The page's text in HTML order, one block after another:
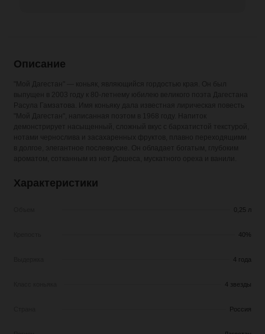
Описание
Характеристики
0,25 л
40%
4 года
4 звезды
Россия